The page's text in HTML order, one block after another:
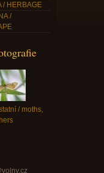
/ HERBAGE
/
/ moths,